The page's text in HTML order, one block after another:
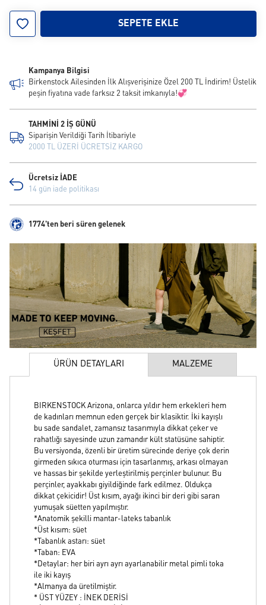
SEPETE EKLE
Kampanya Bilgisi
Birkenstock Ailesinden İlk Alışverişinize Özel 200 TL İndirim! Üstelik
peşin fiyatına vade farksız 2 taksit imkanıyla!💞
TAHMİNİ 2 İŞ GÜNÜ
Siparişin Verildiği Tarih İtibariyle
2000 TL ÜZERİ ÜCRETSİZ KARGO
Ücretsiz İADE
14 gün iade politikası
1774'ten beri süren gelenek
ÜRÜN DETAYLARI MALZEME
BIRKENSTOCK Arizona, onlarca yıldır hem erkekleri hem
de kadınları memnun eden gerçek bir klasiktir. İki kayışlı
bu sade sandalet, zamansız tasarımıyla dikkat çeker ve
rahatlığı sayesinde uzun zamandır kült statüsüne sahiptir.
Bu versiyonda, özenli bir üretim sürecinde deriye çok derin
girmeden sıkıca oturması için tasarlanmış, arkası olmayan
ve hassas bir şekilde yerleştirilmiş perçinler bulunur. Bu
perçinler, ayakkabı giyildiğinde fark edilmez. Oldukça
dikkat çekicidir! Üst kısım, ayağı ikinci bir deri gibi saran
yumuşak süetten yapılmıştır.
*Anatomik şekilli mantar-lateks tabanlık
*Üst kısım: süet
*Tabanlık astarı: süet
*Taban: EVA
*Detaylar: her biri ayrı ayrı ayarlanabilir metal pimli toka
ile iki kayış
*Almanya da üretilmiştir.
* ÜST YÜZEY : İNEK DERİSİ